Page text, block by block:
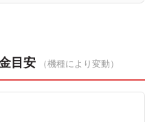
目安 （機種により変動）